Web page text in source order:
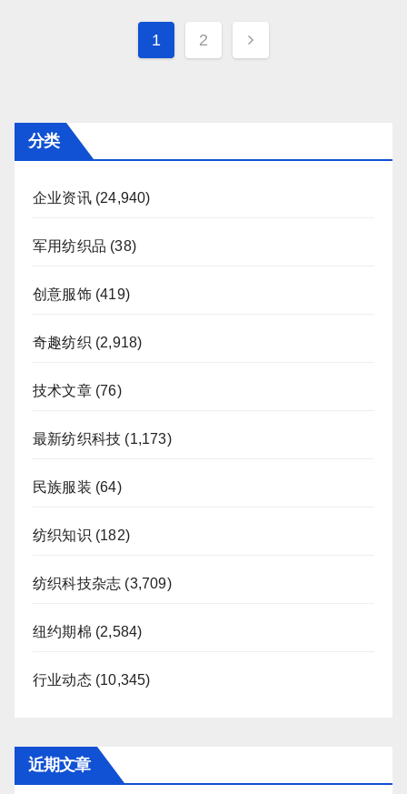
文
章
1 2
分类
企业资讯(24,940)
军用纺织品 (38)
创意服饰(419)
奇趣纺织 (2,918)
技术文章(76)
最新纺织科技 (1,173)
民族服装 (64)
纺织知识 (182)
纺织科技杂志 (3,709)
纽约期棉 (2,584)
行业动态(10,345)
近期文章